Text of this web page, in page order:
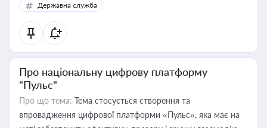
Державна служба
Про національну цифрову платформу
"Пульс"
Про що тема: Тема стосується створення та
впровадження цифрової платформи «Пульс», яка має на